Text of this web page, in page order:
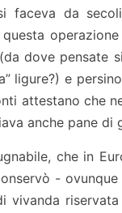
faceva da
dove pensate
ligure?) e
attestano che
anche pane di
che in
-
vivanda